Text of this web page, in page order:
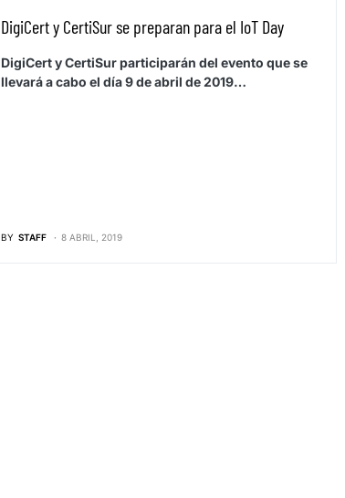
DigiCert y CertiSur se preparan para el IoT Day
DigiCert y CertiSur participarán del evento que se
llevará a cabo el día 9 de abril de 2019…
BY STAFF 8 ABRIL, 2019